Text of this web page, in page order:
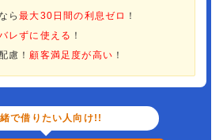
ら最大30日間の利息ゼロ ！
レずに使える ！
慮！ 顧客満足度が高い ！
で借りたい人向け!!